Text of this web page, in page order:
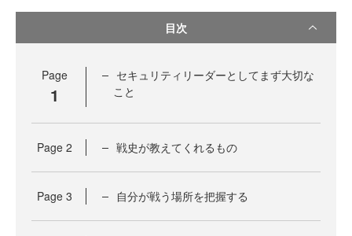
目次
Page
1
セキュリティリーダーとしてまず大切な
こと
Page 2 戦史が教えてくれるもの
Page 3 自分が戦う場所を把握する